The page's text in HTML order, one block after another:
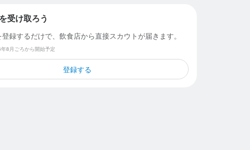
受け取ろう
録するだけで、飲食店から直接スカウトが届きます。
8月ごろから開始予定
登録する